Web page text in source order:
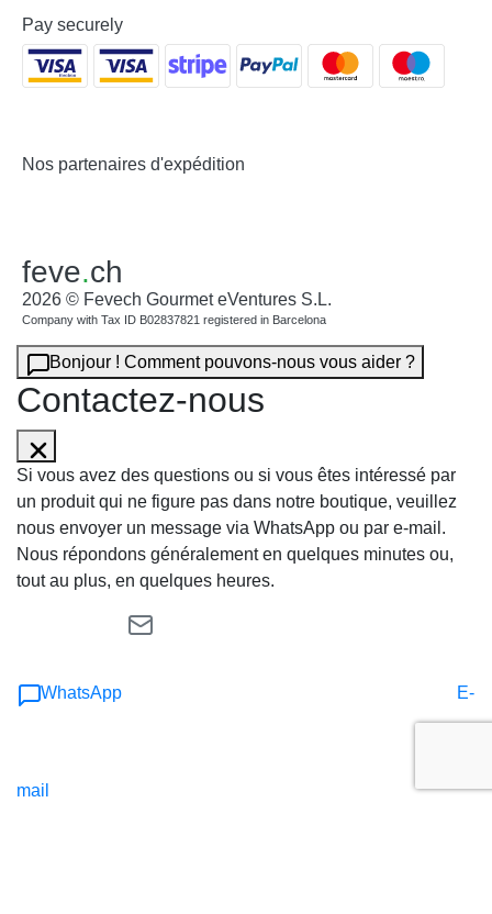
Pay securely
Nos partenaires d'expédition
feve.ch
2026 © Fevech Gourmet eVentures S.L.
Company with Tax ID B02837821 registered in Barcelona
Bonjour ! Comment pouvons-nous vous aider ?
Contactez-nous
Si vous avez des questions ou si vous êtes intéressé par
un produit qui ne figure pas dans notre boutique, veuillez
nous envoyer un message via WhatsApp ou par e-mail.
Nous répondons généralement en quelques minutes ou,
tout au plus, en quelques heures.
WhatsApp E-
mail